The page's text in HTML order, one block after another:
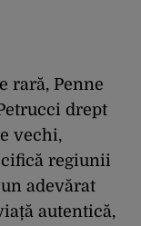
rară, Penne
drept
vechi,
regiunii
adevărat
autentică,